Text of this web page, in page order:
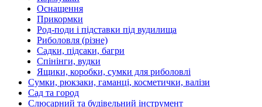
Оснащення
Прикормки
Род-поди і підставки під вудилища
Риболовля (різне)
Садки, підсаки, багри
Спінінги, вудки
Ящики, коробки, сумки для риболовлі
Сумки, рюкзаки, гаманці, косметички, валізи
Сад та город
Слюсарний та будівельний інструмент